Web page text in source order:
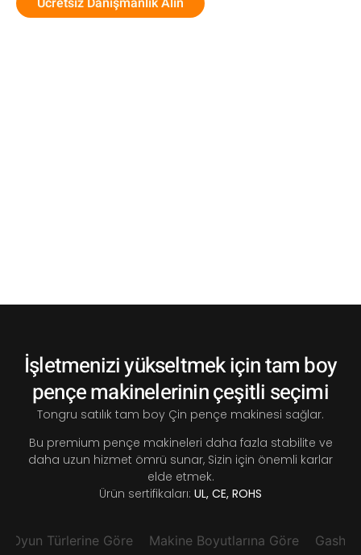
İşletmenizi yükseltmek için tam boy
pençe makinelerinin çeşitli seçimi
Tongru satılık tam boy Çin pençe makinesi sağlar.
Bu premium pençe makineleri daha fazla stabilite ve
daha uzun hizmet ömrü sunar, Sizin için önemli karlar
elde etmek.
Ürün sertifikaları: UL, CE, ROHS
Oyun Türlerine Göre Makine Boyutlarına Göre